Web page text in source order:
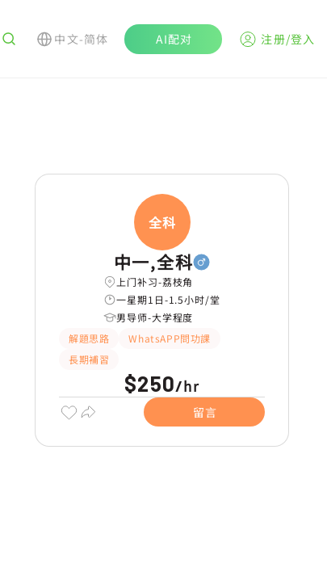
中文-简体 AI配对 注册/登入
全科
中一,全科
上门补习-荔枝角
一星期1日-1.5小时/堂
男导师-大学程度
解題思路
WhatsAPP問功課
長期補習
$250/hr
留言